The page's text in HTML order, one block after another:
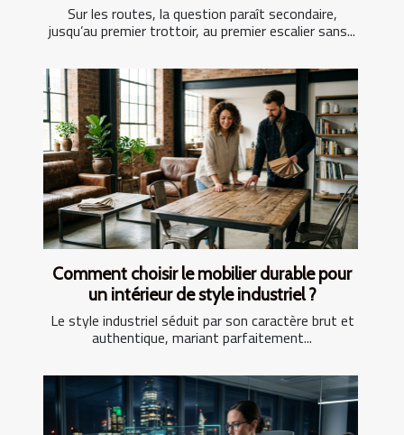
Sur les routes, la question paraît secondaire,
jusqu’au premier trottoir, au premier escalier sans...
Comment choisir le mobilier durable pour
un intérieur de style industriel ?
Le style industriel séduit par son caractère brut et
authentique, mariant parfaitement...